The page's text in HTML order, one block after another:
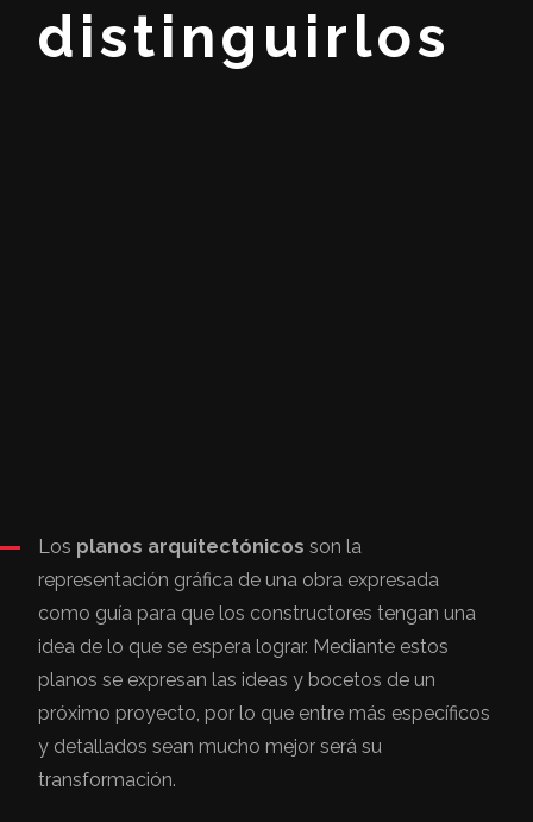
distinguirlos
Los planos arquitectónicos son la
representación gráfica de una obra expresada
como guía para que los constructores tengan una
idea de lo que se espera lograr. Mediante estos
planos se expresan las ideas y bocetos de un
próximo proyecto, por lo que entre más específicos
y detallados sean mucho mejor será su
transformación.